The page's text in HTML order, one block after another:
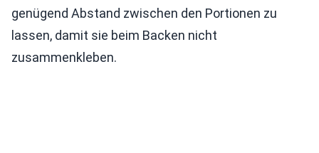
genügend Abstand zwischen den Portionen zu
lassen, damit sie beim Backen nicht
zusammenkleben.